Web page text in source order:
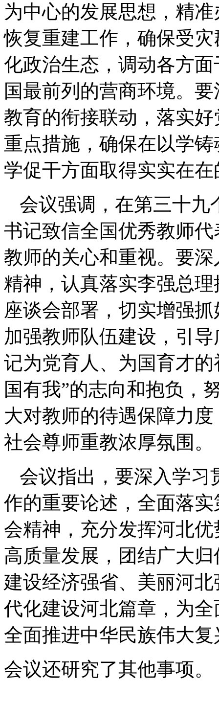
为中心的发展思想，精
恢复重建工作，确保受
化政治生态，调动各方
国最前列的营商环境。
教育的衔接联动，落实
重点措施，确保在以学
学促干方面取得实实在
会议强调，在第三十九
书记致信全国优秀教师
教师的关心和重视。要
精神，认真落实李强总
座谈会部署，切实增强
加强教师队伍建设，引
记为党育人、为国育才
国有我”的志向和抱负，
大对教师的待遇保障力
社会尊师重教浓厚氛围。
会议指出，要深入学习
作的重要论述，全面落
会精神，充分发挥河北
高质量发展，团结广大
建设经济强省、美丽河
代化建设河北篇章，为
全面推进中华民族伟大
会议还研究了其他事项。